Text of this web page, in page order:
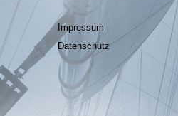
Impressum
Datenschutz